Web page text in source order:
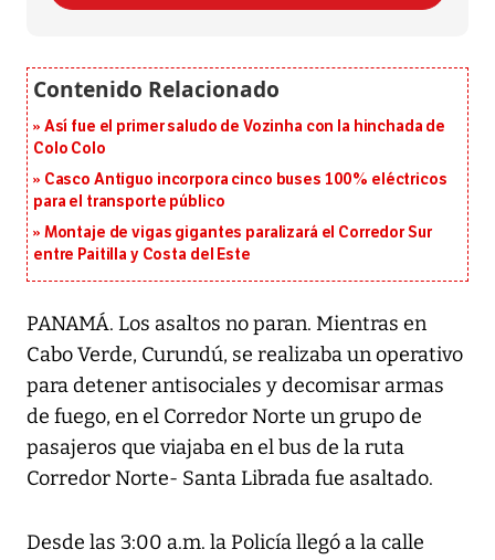
Así fue el primer saludo de Vozinha con la hinchada de
Colo Colo
Casco Antiguo incorpora cinco buses 100% eléctricos
para el transporte público
Montaje de vigas gigantes paralizará el Corredor Sur
entre Paitilla y Costa del Este
PANAMÁ. Los asaltos no paran. Mientras en
Cabo Verde, Curundú, se realizaba un operativo
para detener antisociales y decomisar armas
de fuego, en el Corredor Norte un grupo de
pasajeros que viajaba en el bus de la ruta
Corredor Norte- Santa Librada fue asaltado.
Desde las 3:00 a.m. la Policía llegó a la calle